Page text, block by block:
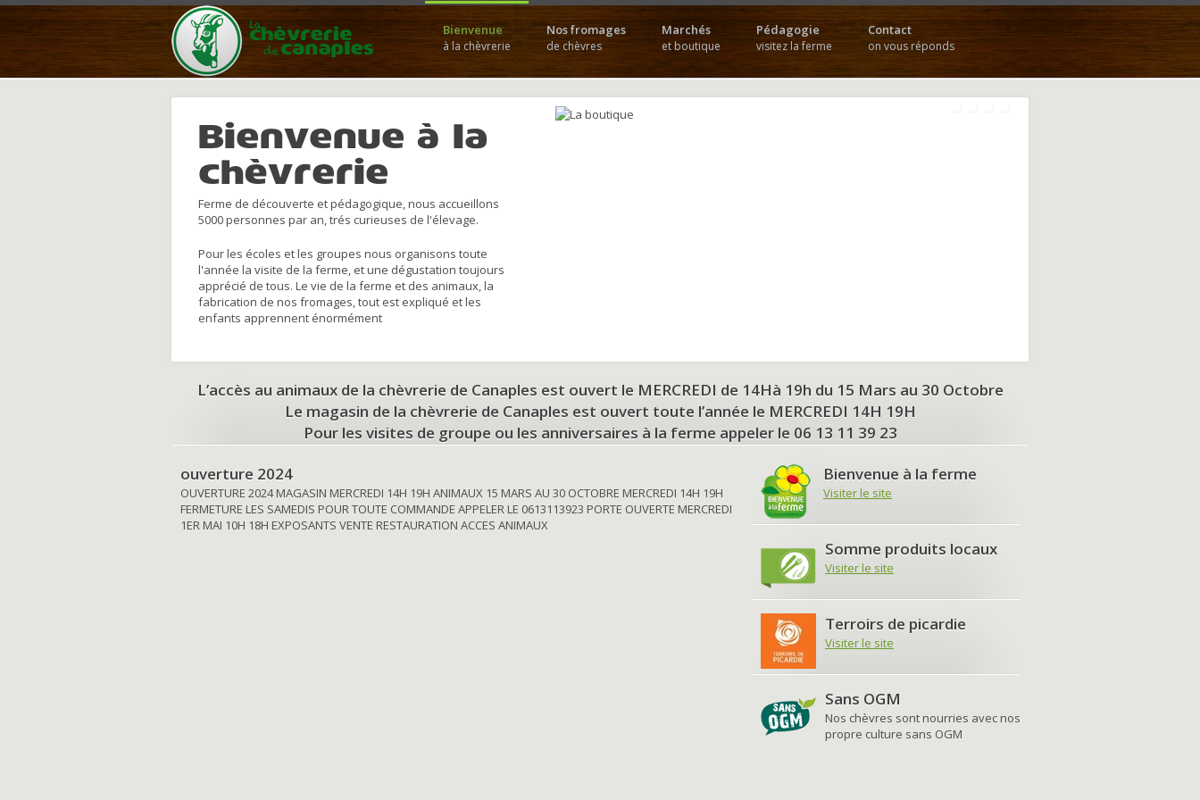
Bienvenue
à la chèvrerie
Nos fromages
de chèvres
Marchés
et boutique
Pédagogie
visitez la ferme
Contact
on vous réponds
Bienvenue à la
chèvrerie
Ferme de découverte et pédagogique, nous accueillons
5000 personnes par an, trés curieuses de l'élevage.
Pour les écoles et les groupes nous organisons toute
l'année la visite de la ferme, et une dégustation toujours
apprécié de tous. Le vie de la ferme et des animaux, la
fabrication de nos fromages, tout est expliqué et les
enfants apprennent énormément
L’accès au animaux de la chèvrerie de Canaples est ouvert le MERCREDI de 14Hà 19h du 15 Mars au 30 Octobre
Le magasin de la chèvrerie de Canaples est ouvert toute l’année le MERCREDI 14H 19H
Pour les visites de groupe ou les anniversaires à la ferme appeler le 06 13 11 39 23
ouverture 2024
OUVERTURE 2024 MAGASIN MERCREDI 14H 19H ANIMAUX 15 MARS AU 30 OCTOBRE MERCREDI 14H 19H
FERMETURE LES SAMEDIS POUR TOUTE COMMANDE APPELER LE 0613113923 PORTE OUVERTE MERCREDI
1ER MAI 10H 18H EXPOSANTS VENTE RESTAURATION ACCES ANIMAUX
Bienvenue à la ferme
Visiter le site
Somme produits locaux
Visiter le site
Terroirs de picardie
Visiter le site
Sans OGM
Nos chèvres sont nourries avec nos
propre culture sans OGM